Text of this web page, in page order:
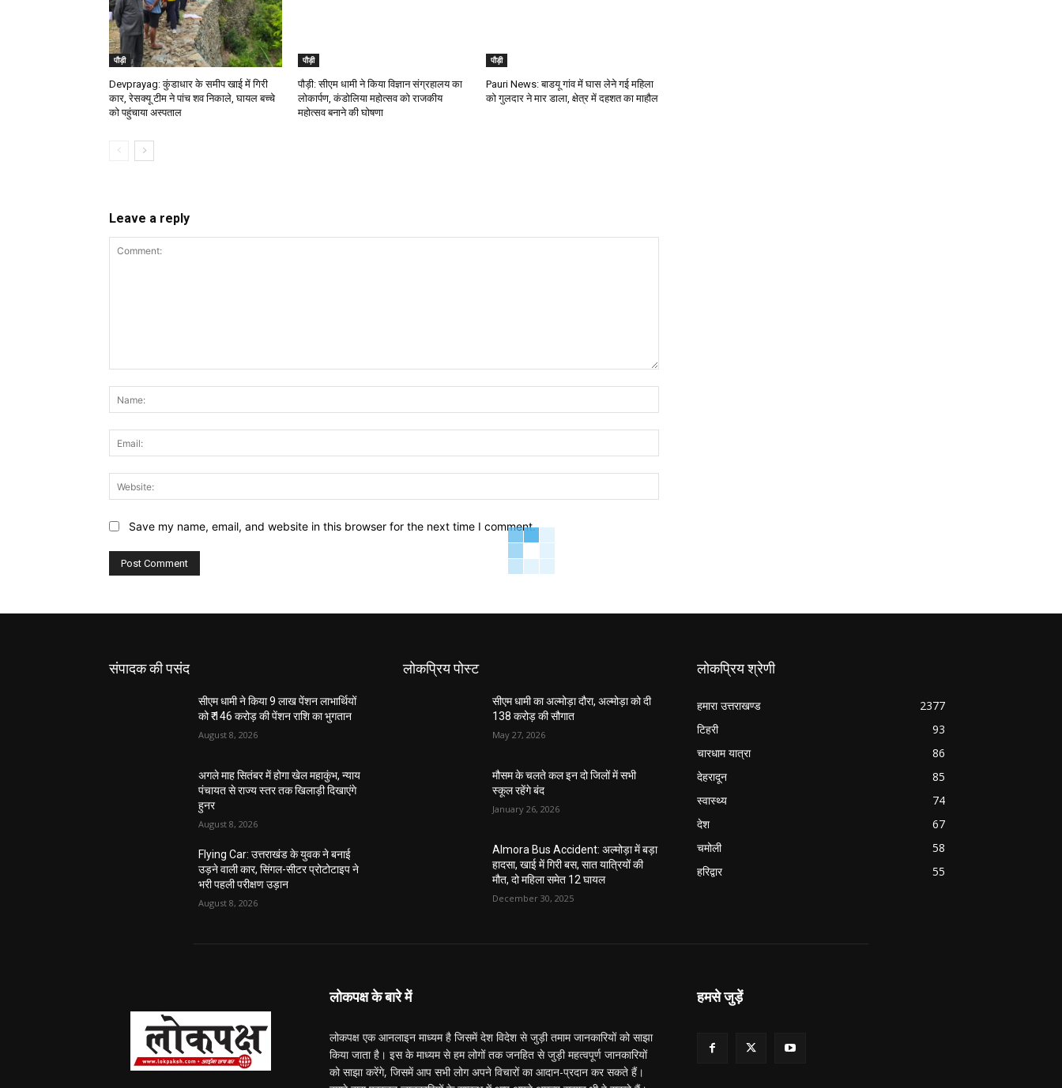
पौड़ी
Devprayag: कुंडाधार के समीप खाई में गिरी
कार, रेसक्यू टीम ने पांच शव निकाले, घायल बच्चे
को पहुंचाया अस्पताल
पौड़ी
पौड़ी: सीएम धामी ने किया विज्ञान संग्रहालय का
लोकार्पण, कंडोलिया महोत्सव को राजकीय
महोत्सव बनाने की घोषणा
पौड़ी
Pauri News: बाडयू गांव में घास लेने गई महिला
को गुलदार ने मार डाला, क्षेत्र में दहशत का माहौल
Leave a reply
Save my name, email, and website in this browser for the next time I comment.
संपादक की पसंद
सीएम धामी ने किया 9 लाख पेंशन लाभार्थियों
को ₹ 146 करोड़ की पेंशन राशि का भुगतान
August 8, 2026
अगले माह सितंबर में होगा खेल महाकुंभ, न्याय
पंचायत से राज्य स्तर तक खिलाड़ी दिखाएंगे
हुनर
August 8, 2026
Flying Car: उत्तराखंड के युवक ने बनाई
उड़ने वाली कार, सिंगल-सीटर प्रोटोटाइप ने
भरी पहली परीक्षण उड़ान
August 8, 2026
लोकप्रिय पोस्ट
सीएम धामी का अल्मोड़ा दौरा, अल्मोड़ा को दी
138 करोड़ की सौगात
May 27, 2026
मौसम के चलते कल इन दो जिलों में सभी
स्कूल रहेंगे बंद
January 26, 2026
Almora Bus Accident: अल्मोड़ा में बड़ा
हादसा, खाई में गिरी बस, सात यात्रियों की
मौत, दो महिला समेत 12 घायल
December 30, 2025
लोकप्रिय श्रेणी
हमारा उत्तराखण्ड
2377
टिहरी
93
चारधाम यात्रा
86
देहरादून
85
स्वास्थ्य
74
देश
67
चमोली
58
हरिद्वार
55
लोकपक्ष के बारे में
लोकपक्ष एक आनलाइन माध्यम है जिसमें देश विदेश से जुड़ी तमाम जानकारियों को साझा
किया जाता है। इस के माध्यम से हम लोगों तक जनहित से जुड़ी महत्वपूर्ण जानकारियों
को साझा करेंगे, जिसमें आप सभी लोग अपने विचारों का आदान-प्रदान कर सकते हैं।
हमसे जुड़ें